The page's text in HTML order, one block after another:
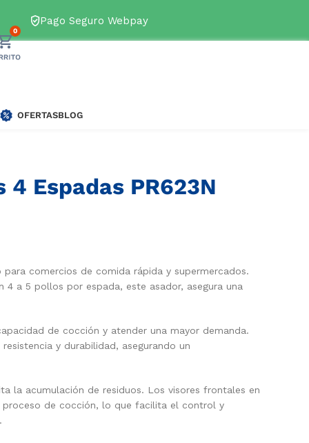
disponibles →
Pago Seguro Webpay
0
OFERTASBLOG
4 Espadas PR623N
para comercios de comida rápida y supermercados.
a 5 pollos por espada, este asador, asegura una
de cocción y atender una mayor demanda.
y durabilidad, asegurando un
la acumulación de residuos. Los visores frontales en
de cocción, lo que facilita el control y